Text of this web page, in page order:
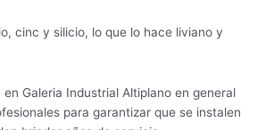
cinc y silicio, lo que lo hace liviano y
Galeria Industrial Altiplano en general
para garantizar que se instalen